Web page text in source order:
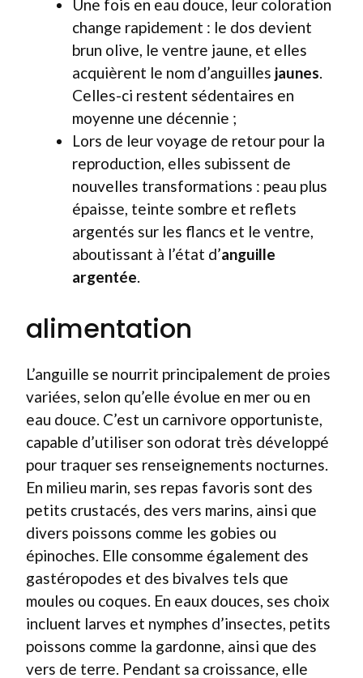
Une fois en eau douce, leur coloration
change rapidement : le dos devient
brun olive, le ventre jaune, et elles
acquièrent le nom d’anguilles jaunes
Celles-ci restent sédentaires en
moyenne une décennie ;
Lors de leur voyage de retour pour la
reproduction, elles subissent de
nouvelles transformations : peau plus
épaisse, teinte sombre et reflets
argentés sur les flancs et le ventre,
aboutissant à l’état d’anguille
argentée
alimentation
L’anguille se nourrit principalement de proies
variées, selon qu’elle évolue en mer ou en
eau douce. C’est un carnivore opportuniste,
capable d’utiliser son odorat très développé
pour traquer ses renseignements nocturnes.
En milieu marin, ses repas favoris sont des
petits crustacés, des vers marins, ainsi que
divers poissons comme les gobies ou
épinoches. Elle consomme également des
gastéropodes et des bivalves tels que
moules ou coques. En eaux douces, ses choix
incluent larves et nymphes d’insectes, petits
poissons comme la gardonne, ainsi que des
vers de terre. Pendant sa croissance, elle